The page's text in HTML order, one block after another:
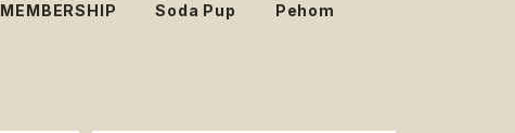
MEMBERSHIP Soda Pup Pehom